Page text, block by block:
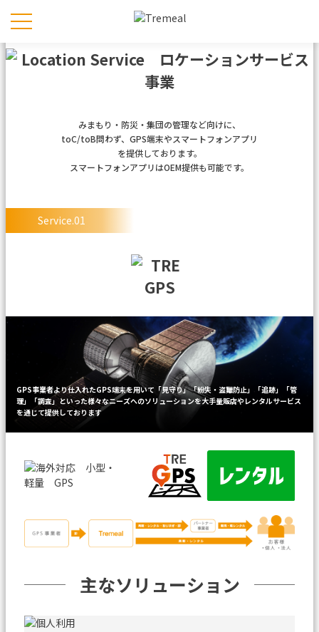
みまもり・防災・集団の管理など向けに、
toC/toB問わず、 GPS端末やスマートフォンアプリ
を提供しております。
スマートフォンアプリはOEM提供も可能です。
Service.01
GPS事業者より仕入れたGPS端末を用いて 「見守り」「紛失・盗難防止」「追跡」「管
理」「調査」といった様々なニーズへのソリューションを大手量販店やレンタルサービス
を通じて提供しております
主なソリューション